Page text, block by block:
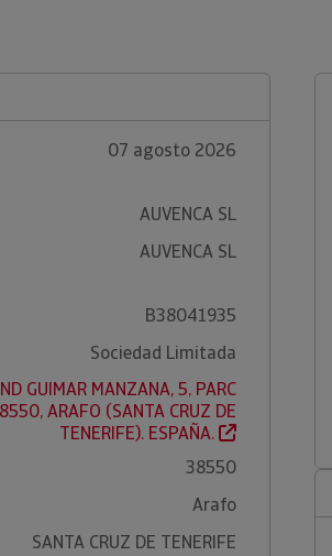
07 agosto 2026
AUVENCA SL
AUVENCA SL
B38041935
Sociedad Limitada
GUIMAR MANZANA, 5, PARC
ARAFO (SANTA CRUZ DE
TENERIFE). ESPAÑA.
38550
Arafo
SANTA CRUZ DE TENERIFE